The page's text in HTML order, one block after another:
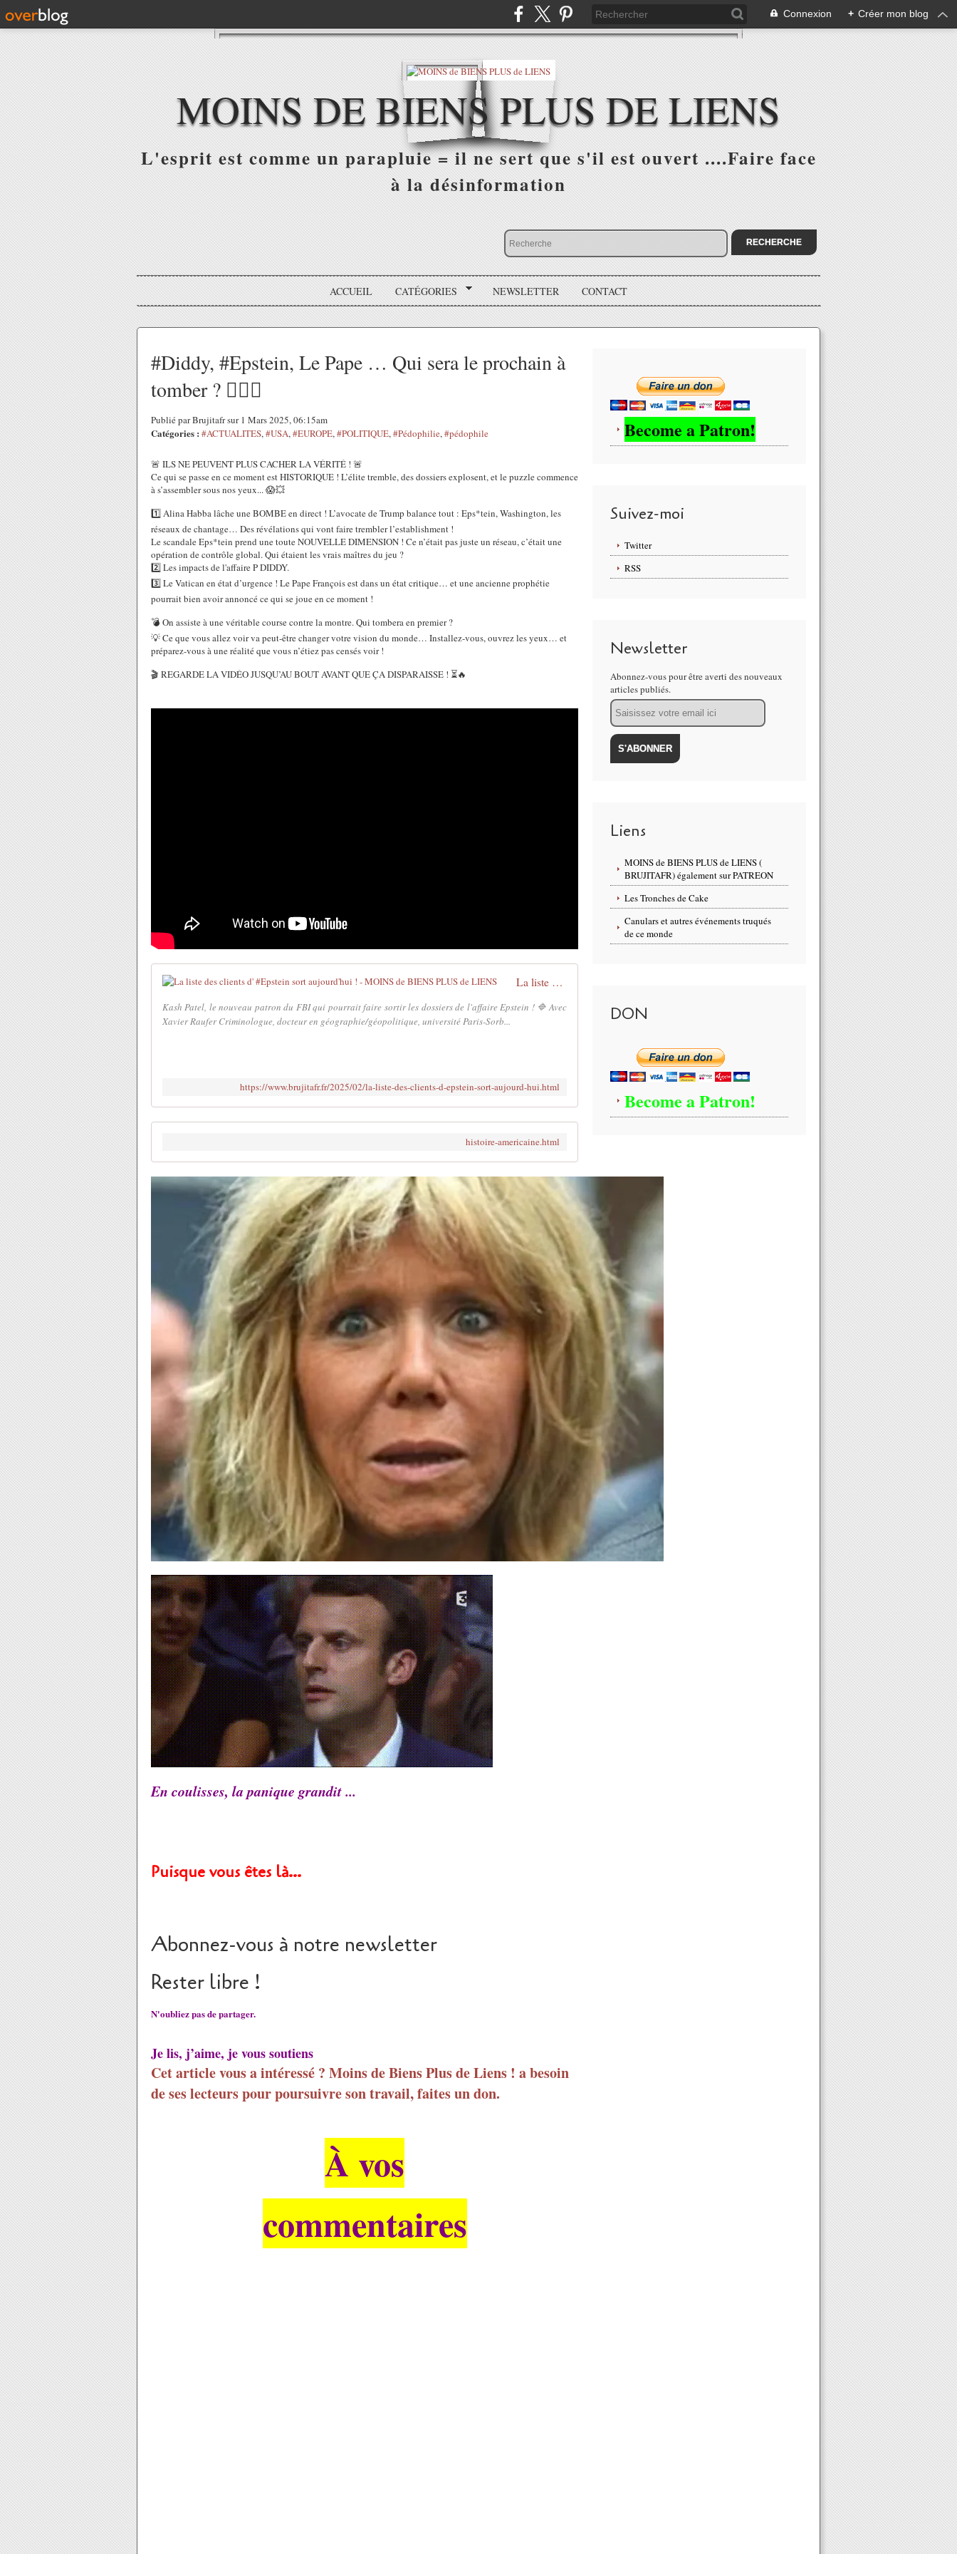
Connexion + Créer mon blog
MOINS DE BIENS PLUS DE LIENS
L'esprit est comme un parapluie = il ne sert que s'il est ouvert ....Faire face
à la désinformation
ACCUEIL CATÉGORIES NEWSLETTER CONTACT
#Diddy, #Epstein, Le Pape … Qui sera le prochain à
tomber ? 🕵️‍♂️🚨
Publié par Brujitafr sur 1 Mars 2025, 06:15am
Catégories : #ACTUALITES,#USA,#EUROPE,#POLITIQUE,#Pédophilie,#pédophile
🚨 ILS NE PEUVENT PLUS CACHER LA VÉRITÉ ! 🚨
Ce qui se passe en ce moment est HISTORIQUE ! L’élite tremble, des dossiers explosent, et le puzzle commence
à s’assembler sous nos yeux... 😱💥
1️⃣ Alina Habba lâche une BOMBE en direct ! L’avocate de Trump balance tout : Eps*tein, Washington, les
réseaux de chantage… Des révélations qui vont faire trembler l’establishment !
Le scandale Eps*tein prend une toute NOUVELLE DIMENSION ! Ce n’était pas juste un réseau, c’était une
opération de contrôle global. Qui étaient les vrais maîtres du jeu ?
2️⃣ Les impacts de l'affaire P DIDDY.
3️⃣ Le Vatican en état d’urgence ! Le Pape François est dans un état critique… et une ancienne prophétie
pourrait bien avoir annoncé ce qui se joue en ce moment !
💣 On assiste à une véritable course contre la montre. Qui tombera en premier ?
💡 Ce que vous allez voir va peut-être changer votre vision du monde… Installez-vous, ouvrez les yeux… et
préparez-vous à une réalité que vous n’étiez pas censés voir !
🎬 REGARDE LA VIDÉO JUSQU’AU BOUT AVANT QUE ÇA DISPARAISSE ! ⏳🔥
La liste des clients d' #Epstein sort aujourd'hui ! - MOINS de BIENS PLUS de LIENS
Kash Patel, le nouveau patron du FBI qui pourrait faire sortir les dossiers de l'affaire Epstein ! 🔷 Avec
Xavier Raufer Criminologue, docteur en géographie/géopolitique, université Paris-Sorb...
https://www.brujitafr.fr/2025/02/la-liste-des-clients-d-epstein-sort-aujourd-hui.html
histoire-americaine.html
En coulisses, la panique grandit ...
Puisque vous êtes là…
Abonnez-vous à notre newsletter
Rester libre !
N'oubliez pas de partager.
Je lis, j’aime, je vous soutiens
Cet article vous a intéressé ? Moins de Biens Plus de Liens ! a besoin
de ses lecteurs pour poursuivre son travail, faites un don.
À vos
commentaires
Become a Patron!
Suivez-moi
Twitter
RSS
Newsletter
Abonnez-vous pour être averti des nouveaux
articles publiés.
Email
Liens
MOINS de BIENS PLUS de LIENS (
BRUJITAFR) également sur PATREON
Les Tronches de Cake
Canulars et autres événements truqués
de ce monde
DON
Become a Patron!